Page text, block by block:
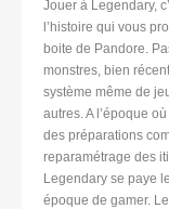
Jouer à Legendary,
l’histoire qui vous
boite de Pandore.
monstres, bien
système même de
autres. A l’époque
des préparations
reparamétrage des
Legendary se paye
époque de gamer.